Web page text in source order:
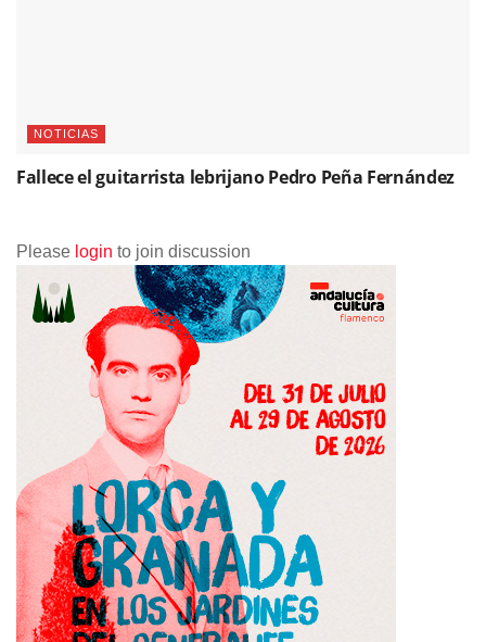
NOTICIAS
Fallece el guitarrista lebrijano Pedro Peña Fernández
Please login to join discussion